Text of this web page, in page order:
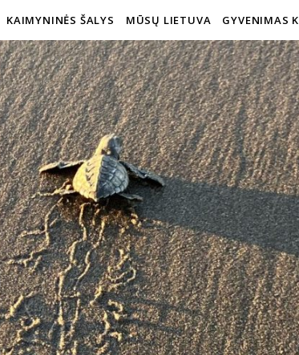
KAIMYNINĖS ŠALYS MŪSŲ LIETUVA GYVENIMAS